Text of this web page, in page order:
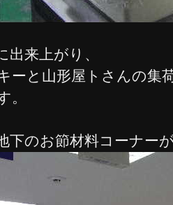
出来上がり、
ーと山形屋トさんの集
。
下のお節材料コーナー